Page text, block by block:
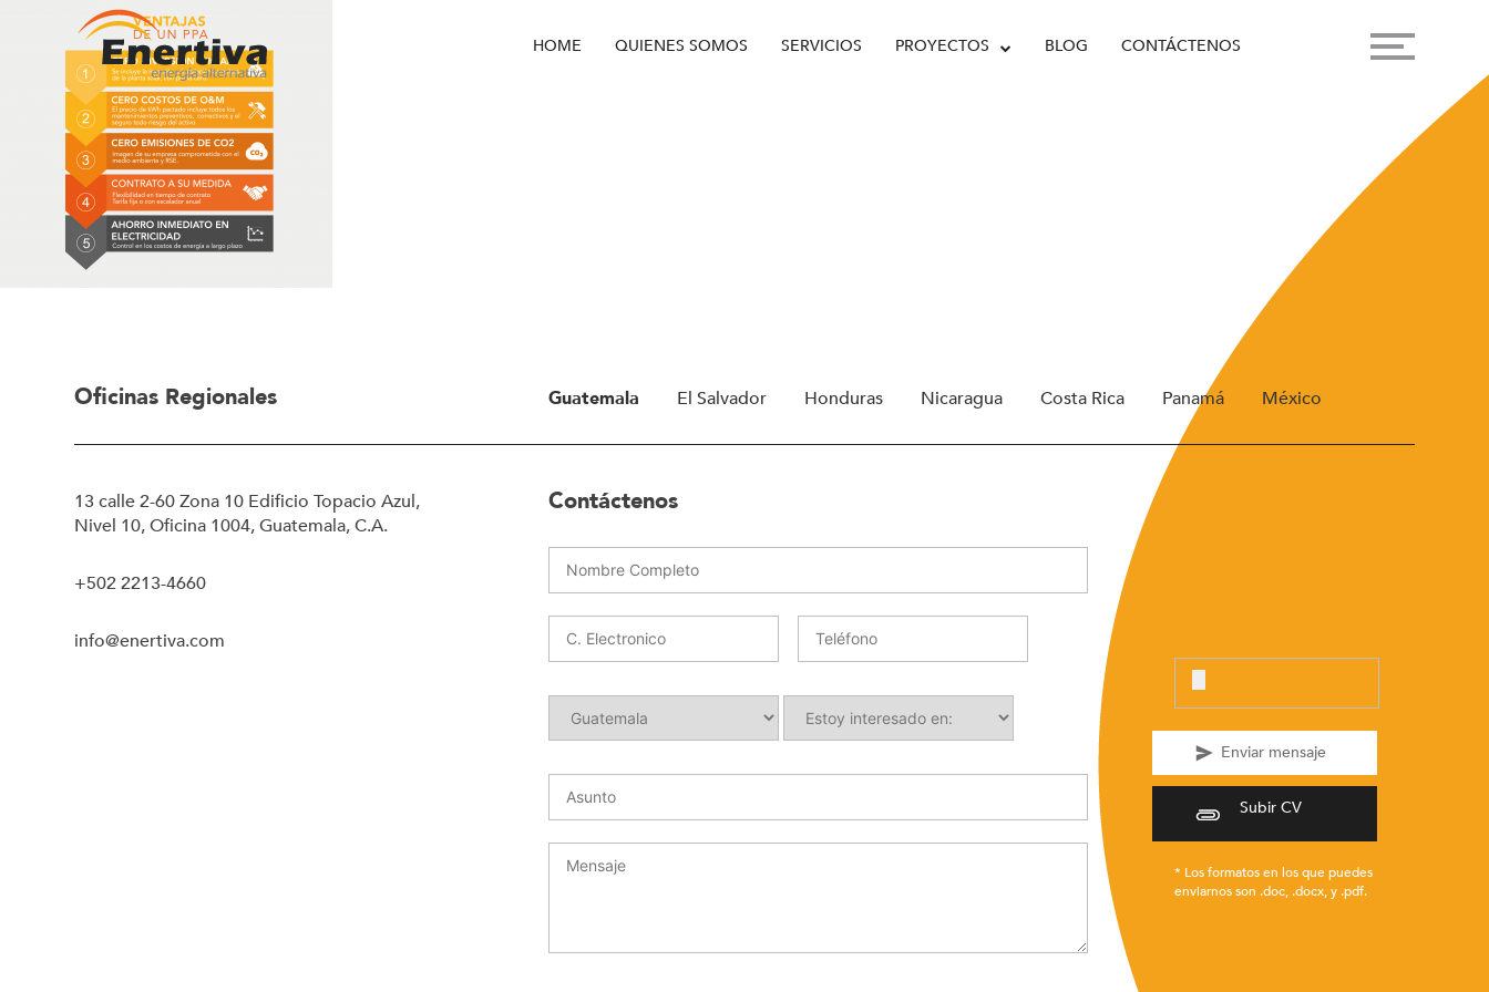
HOME QUIENES SOMOS SERVICIOS PROYECTOS BLOG CONTÁCTENOS
Oficinas Regionales Guatemala El Salvador Honduras Nicaragua Costa Rica Panamá México
13 calle 2-60 Zona 10 Edificio Topacio Azul,
Nivel 10, Oficina 1004, Guatemala, C.A.
+502 2213-4660
info@enertiva.com
Contáctenos
Subir CV
* Los formatos en los que puedes
enviarnos son .doc, .docx, y .pdf.